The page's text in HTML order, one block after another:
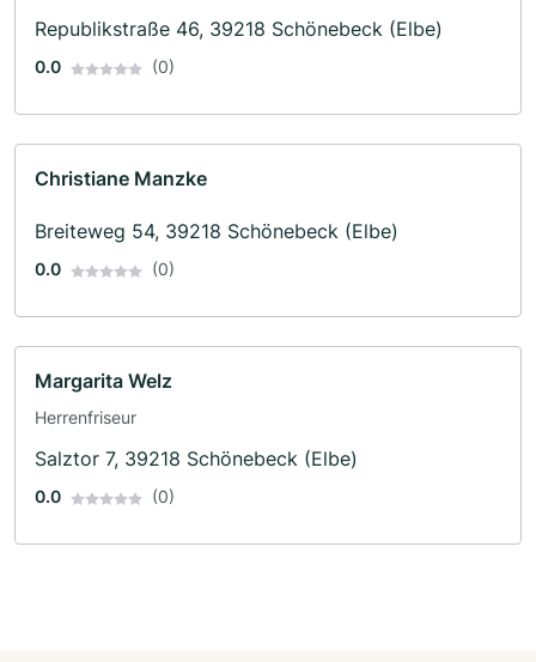
Republikstraße 46, 39218 Schönebeck (Elbe)
0.0 (0)
Christiane Manzke
Breiteweg 54, 39218 Schönebeck (Elbe)
0.0 (0)
Margarita Welz
Herrenfriseur
Salztor 7, 39218 Schönebeck (Elbe)
0.0 (0)